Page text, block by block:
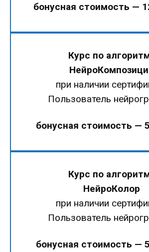
бонусная стоимость —
Курс по
при наличии
Пользователь
бонусная стоимость —
Курс по
НейроКолор
при наличии
Пользователь
бонусная стоимость —